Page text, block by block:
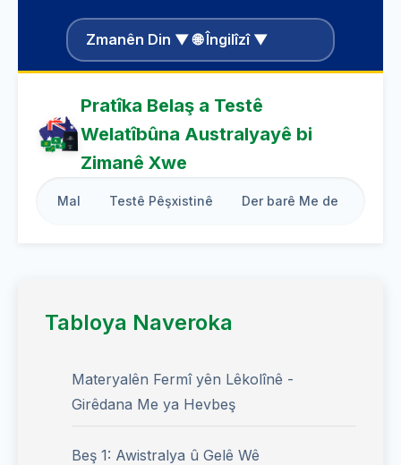
Zmanên Din ▼ 🌐 Îngilîzî ▼
Pratîka Belaş a Testê
Welatîbûna Australyayê bi
Zimanê Xwe
Mal Testê Pêşxistinê Der barê Me de
Tabloya Naveroka
Materyalên Fermî yên Lêkolînê -
Girêdana Me ya Hevbeş
Beş 1: Awistralya û Gelê Wê